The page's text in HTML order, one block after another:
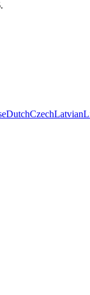
DutchCzechLatvian